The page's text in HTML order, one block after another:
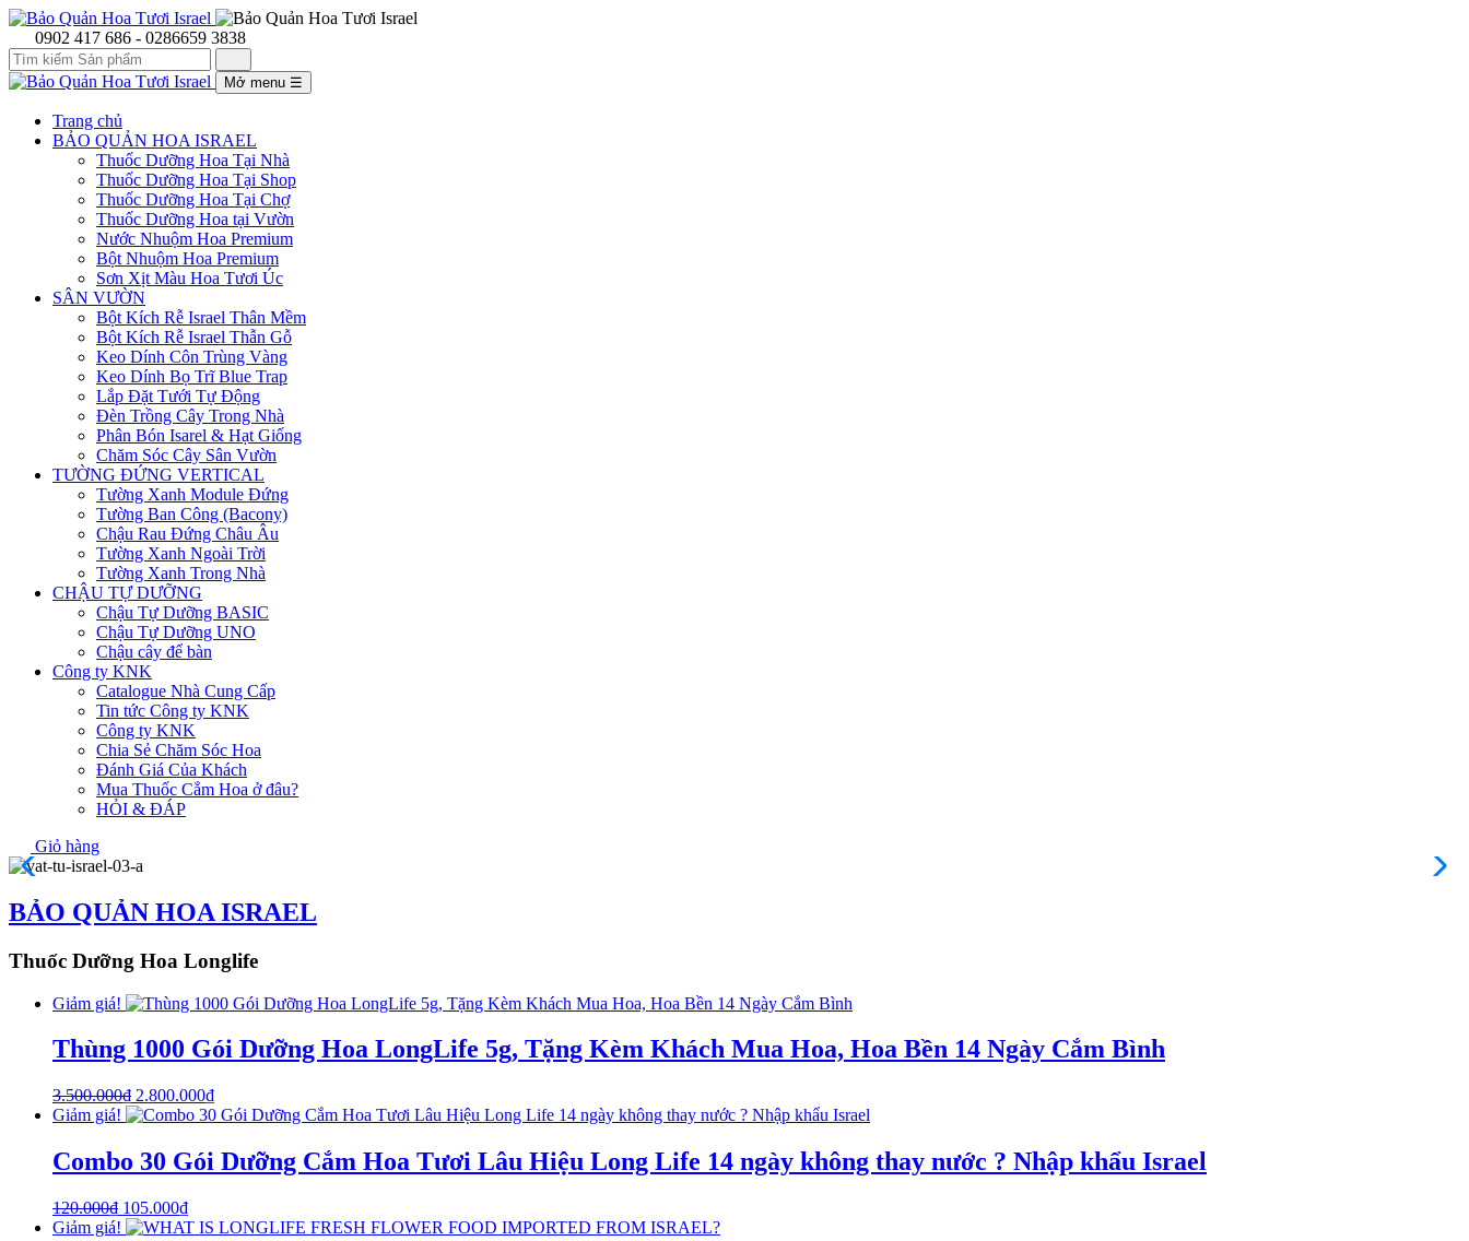
0902 417 686 - 0286659 3838
Mở menu ☰
Trang chủ
BẢO QUẢN HOA ISRAEL
Thuốc Dưỡng Hoa Tại Nhà
Thuốc Dưỡng Hoa Tại Shop
Thuốc Dưỡng Hoa Tại Chợ
Thuốc Dưỡng Hoa tại Vườn
Nước Nhuộm Hoa Premium
Bột Nhuộm Hoa Premium
Sơn Xịt Màu Hoa Tươi Úc
SÂN VƯỜN
Bột Kích Rễ Israel Thân Mềm
Bột Kích Rễ Israel Thẫn Gỗ
Keo Dính Côn Trùng Vàng
Keo Dính Bọ Trĩ Blue Trap
Lắp Đặt Tưới Tự Động
Đèn Trồng Cây Trong Nhà
Phân Bón Isarel & Hạt Giống
Chăm Sóc Cây Sân Vườn
TƯỜNG ĐỨNG VERTICAL
Tường Xanh Module Đứng
Tường Ban Công (Bacony)
Chậu Rau Đứng Châu Âu
Tường Xanh Ngoài Trời
Tường Xanh Trong Nhà
CHẬU TỰ DƯỠNG
Chậu Tự Dưỡng BASIC
Chậu Tự Dưỡng UNO
Chậu cây để bàn
Công ty KNK
Catalogue Nhà Cung Cấp
Tin tức Công ty KNK
Công ty KNK
Chia Sẻ Chăm Sóc Hoa
Đánh Giá Của Khách
Mua Thuốc Cắm Hoa ở đâu?
HỎI & ĐÁP
Giỏ hàng
BẢO QUẢN HOA ISRAEL
Thuốc Dưỡng Hoa Longlife
Giảm giá!
Thùng 1000 Gói Dưỡng Hoa LongLife 5g, Tặng Kèm Khách Mua Hoa, Hoa Bền 14 Ngày Cắm Bình
3.500.000₫ 2.800.000₫
Giảm giá!
Combo 30 Gói Dưỡng Cắm Hoa Tươi Lâu Hiệu Long Life 14 ngày không thay nước ? Nhập khẩu Israel
120.000₫ 105.000₫
Giảm giá!